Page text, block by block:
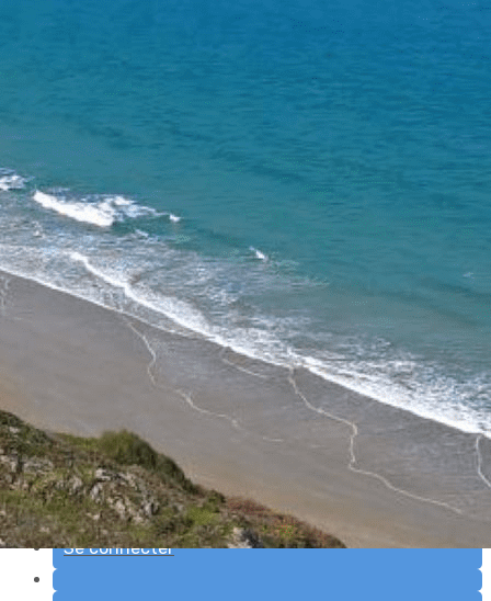
Exporter les lignes sélectionnées
Exporter toutes les colonnes
Exporter uniquement les colonnes affichées
Menu
Ajoutez un logo, un bouton, des réseaux sociaux
Cliquez pour éditer
Accueil▴▾
Notre association▴▾
Présentation
Notre Equipe
Nos Partenaires
Rencontres et partage
Ateliers
Notre calendrier ▴
Manifestations annuelles
Sorties et événements
Se connecter